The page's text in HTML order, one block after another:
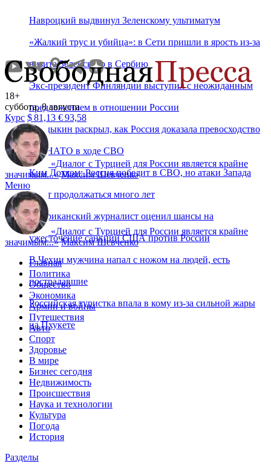
Навроцкий выдвинул Зеленскому ультиматум
«Жалкий трус и убийца»: в Сети пришли в ярость из-за
визита Зеленского в Сербию
Экс-президент Финляндии выступил с неожиданным
предложением в отношении России
Дандыкин раскрыл, как Россия доказала превосходство
над НАТО в ходе СВО
Ким Дотком: Россия победит в СВО, но атаки Запада
будут продолжаться много лет
Американский журналист оценил шансы на
ужесточение санкций США против России
В Чехии мужчина напал с ножом на людей, есть
пострадавшие
Российская туристка впала в кому из-за сильной жары
на Пхукете
18+
суббота, 8 августа
Курс $81,13 €93,58
«Диалог с Турцией для России является крайне
значимым...» Максим Шевченко
Меню
«Диалог с Турцией для России является крайне
значимым...» Максим Шевченко
Главная
Политика
Общество
Экономика
Армии и войны
Путешествия
Авто
Спорт
Здоровье
В мире
Бизнес сегодня
Недвижимость
Происшествия
Наука и технологии
Культура
Погода
История
Разделы